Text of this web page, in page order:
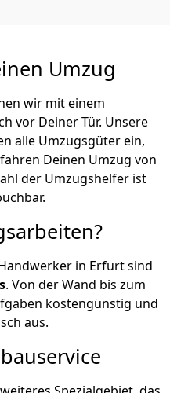
Umzug
wir mit einem
vor Deiner Tür. Unsere
alle Umzugsgüter ein,
Deinen Umzug von
der Umzugshelfer ist
in Erfurt sind
. Von der Wand bis zum
kostengünstig und
aus.